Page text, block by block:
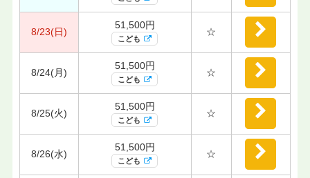
8/23(日)
51,500円
こども
☆
8/24(月)
51,500円
こども
☆
8/25(火)
51,500円
こども
☆
8/26(水)
51,500円
こども
☆